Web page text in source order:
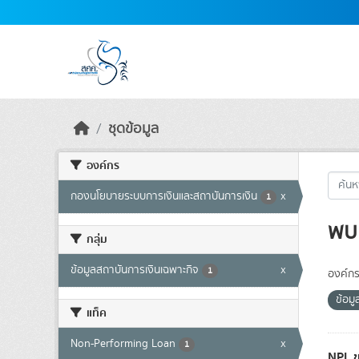
ชุดข้อมูล
องค์กร
กองนโยบายระบบการเงินและสถาบันการเงิน 1 x
กลุ่ม
ข้อมูลสถาบันการเงินเฉพาะกิจ 1 x
แท็ค
Non-Performing Loan 1 x
พ
องค์ก
ข้อมู